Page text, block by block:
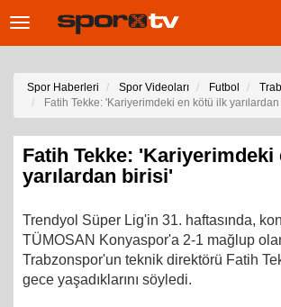
Toggle
Spor Haberleri Spor Videoları Futbol
Fatih Tekke: 'Kariyerimdeki en kötü ilk
Fatih Tekke: 'Kariyerimdeki
yarılardan birisi'
Trendyol Süper Lig'in 31. haftasında,
TÜMOSAN Konyaspor'a 2-1 mağlup
Trabzonspor'un teknik direktörü Fatih
gece yaşadıklarını söyledi.